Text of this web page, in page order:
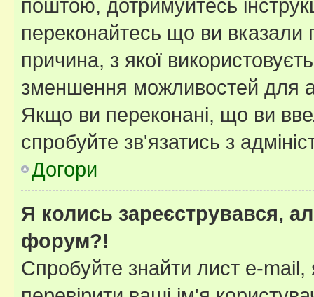
поштою, дотримуйтесь
переконайтесь що ви
причина, з якої
зменшення можливостей для
Якщо ви переконані, що ви
спробуйте зв'язатись з
Догори
Я колись зареєструвався,
форум?!
Спробуйте знайти лист e-mail,